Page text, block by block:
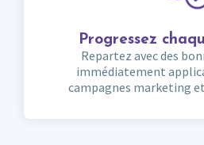
Progressez
Repartez avec des
immédiatement
campagnes marketing